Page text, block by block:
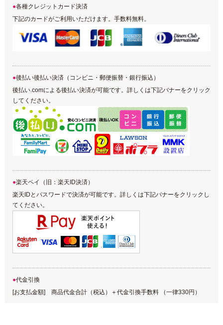
各種クレジットカード決済
下記のカードがご利用いただけます。手数料無料。
後払い後払い決済（コンビニ・郵便振替・銀行振込）
後払い.comによる後払い決済が可能です。詳しくは下記バナーをクリック
してください。
楽天ペイ（旧：楽天ID決済）
楽天IDとパスワードで決済が可能です。詳しくは下記バナーをクリックし
てください。
代金引換
[お支払金額] 商品代金合計（税込）＋代金引換手数料 （一律330円）